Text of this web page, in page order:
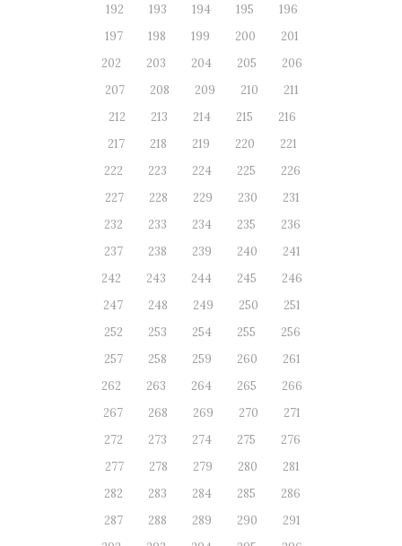
192
193 194 195
196
197
198 199 200
201
202
203 204 205
206
207
208 209 210
211
212
213 214 215
216
217
218 219 220
221
222
223 224 225
226
227
228 229 230
231
232
233 234 235
236
237
238 239 240
241
242
243 244 245
246
247
248 249 250
251
252
253 254 255
256
257
258 259 260
261
262
263 264 265
266
267
268 269 270
271
272
273 274 275
276
277
278 279 280
281
282
283 284 285
286
287
288 289 290
291